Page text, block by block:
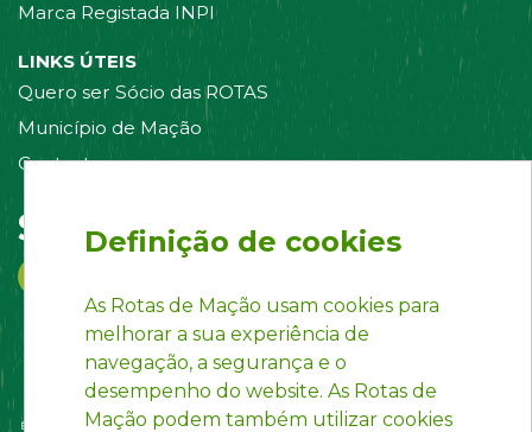
Marca Registada INPI
LINKS ÚTEIS
Quero ser Sócio das ROTAS
Município de Mação
Contacte-nos
Siga-nos em:
Definição de cookies
As Rotas de Mação usam cookies para
melhorar a sua experiência de
navegação, a segurança e o
desempenho do website. As Rotas de
Mação podem também utilizar cookies